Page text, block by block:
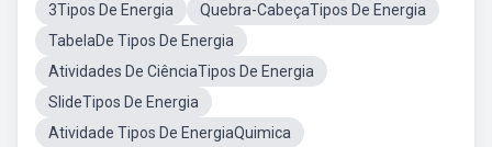
3Tipos De Energia
Quebra-CabeçaTipos De Energia
TabelaDe Tipos De Energia
Atividades De CiênciaTipos De Energia
SlideTipos De Energia
Atividade Tipos De EnergiaQuimica